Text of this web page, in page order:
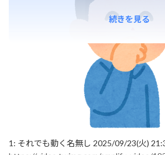
1: それでも動く名無し 2025/09/23(火)
続きを見る